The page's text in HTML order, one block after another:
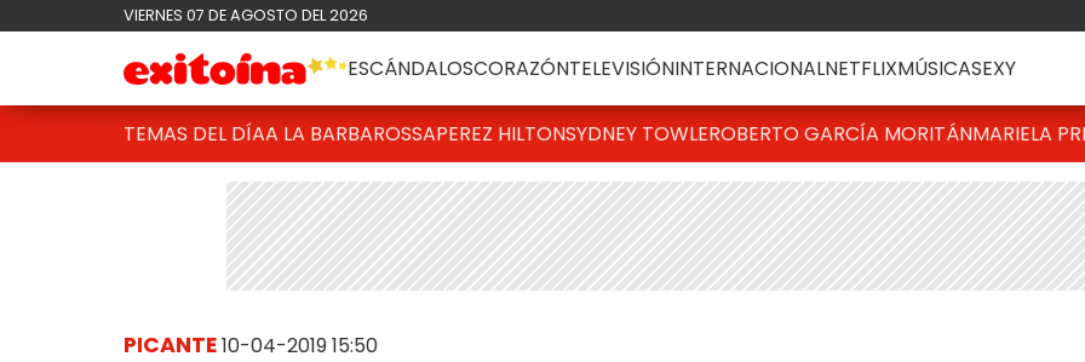
VIERNES 07 DE AGOSTO DEL 2026
ESCÁNDALOSCORAZÓNTELEVISIÓNINTERNACIONALNETFLIXMÚSICASEXY
TEMAS DEL DÍAA LA BARBAROSSAPEREZ HILTONSYDNEY TOWLEROBERTO GARCÍA MORITÁNMARIELA
PICANTE10-04-2019 15:50